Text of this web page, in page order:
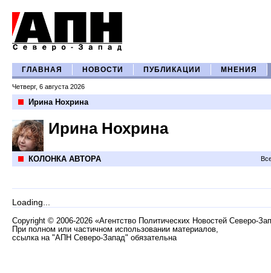
ГЛАВНАЯ НОВОСТИ ПУБЛИКАЦИИ МНЕНИЯ
Четверг, 6 августа 2026
Ирина Нохрина
Ирина Нохрина
КОЛОНКА АВТОРА
Loading...
Copyright © 2006-2026 «Агентство Политических Новостей Северо-
При полном или частичном использовании материалов,
ссылка на "АПН Северо-Запад" обязательна